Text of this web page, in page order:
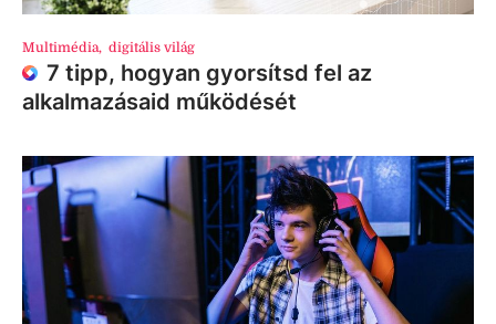
Multimédia, digitális világ
7 tipp, hogyan gyorsítsd fel az
alkalmazásaid működését